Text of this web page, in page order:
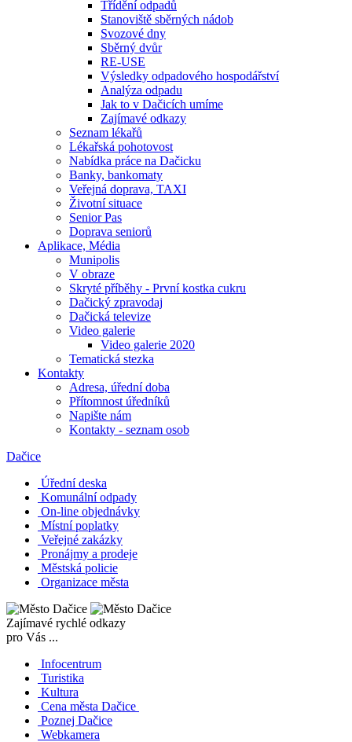
Třídění odpadů
Stanoviště sběrných nádob
Svozové dny
Sběrný dvůr
RE-USE
Výsledky odpadového hospodářství
Analýza odpadu
Jak to v Dačicích umíme
Zajímavé odkazy
Seznam lékařů
Lékařská pohotovost
Nabídka práce na Dačicku
Banky, bankomaty
Veřejná doprava, TAXI
Životní situace
Senior Pas
Doprava seniorů
Aplikace, Média
Munipolis
V obraze
Skryté příběhy - První kostka cukru
Dačický zpravodaj
Dačická televize
Video galerie
Video galerie 2020
Tematická stezka
Kontakty
Adresa, úřední doba
Přítomnost úředníků
Napište nám
Kontakty - seznam osob
Dačice
Úřední deska
Komunální odpady
On-line objednávky
Místní poplatky
Veřejné zakázky
Pronájmy a prodeje
Městská policie
Organizace města
Zajímavé rychlé odkazy
pro Vás ...
Infocentrum
Turistika
Kultura
Cena města Dačice
Poznej Dačice
Webkamera